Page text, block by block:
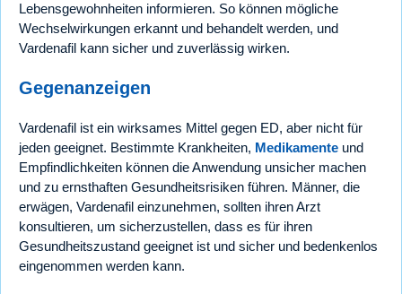
Lebensgewohnheiten informieren. So können mögliche
Wechselwirkungen erkannt und behandelt werden, und
Vardenafil kann sicher und zuverlässig wirken.
Gegenanzeigen
Vardenafil ist ein wirksames Mittel gegen ED, aber nicht für
jeden geeignet. Bestimmte Krankheiten, Medikamente und
Empfindlichkeiten können die Anwendung unsicher machen
und zu ernsthaften Gesundheitsrisiken führen. Männer, die
erwägen, Vardenafil einzunehmen, sollten ihren Arzt
konsultieren, um sicherzustellen, dass es für ihren
Gesundheitszustand geeignet ist und sicher und bedenkenlos
eingenommen werden kann.